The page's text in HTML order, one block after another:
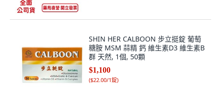
SHIN HER CALBOON 步立挺錠 葡萄
糖胺 MSM 蒜精 鈣 維生素D3 維生素B
群 天然, 1個, 50顆
$1,100
($22.00/1錠)